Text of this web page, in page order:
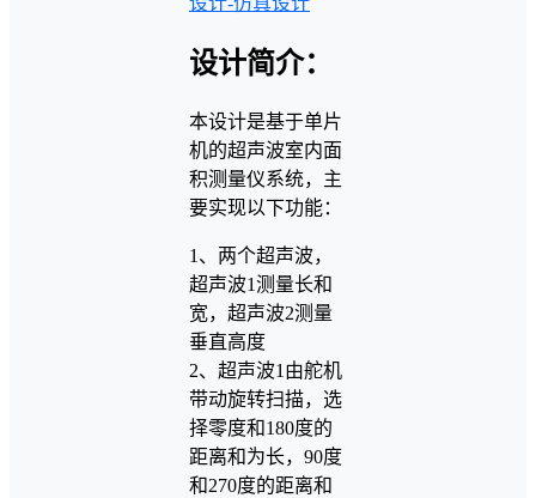
设计简介：
本设计是基于单片
机的超声波室内面
积测量仪系统，主
要实现以下功能：
1、两个超声波，
超声波1测量长和
宽，超声波2测量
垂直高度
2、超声波1由舵机
带动旋转扫描，选
择零度和180度的
距离和为长，90度
和270度的距离和